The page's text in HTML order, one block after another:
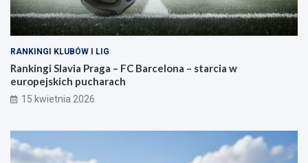
RANKINGI KLUBÓW I LIG
Rankingi Slavia Praga – FC Barcelona – starcia w
europejskich pucharach
15 kwietnia 2026